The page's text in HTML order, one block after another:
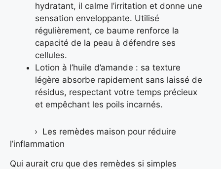
hydratant, il calme l’irritation et donne une
sensation enveloppante. Utilisé
régulièrement, ce baume renforce la
capacité de la peau à défendre ses
cellules.
Lotion à l’huile d’amande : sa texture
légère absorbe rapidement sans laissé de
résidus, respectant votre temps précieux
et empêchant les poils incarnés.
Les remèdes maison pour réduire
l’inflammation
Qui aurait cru que des remèdes si simples